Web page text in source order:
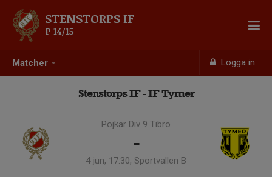
Matcher Logga in
STENSTORPS IF
P 14/15
Stenstorps IF - IF Tymer
Pojkar Div 9 Tibro
-
4 jun, 17:30, Sportvallen B